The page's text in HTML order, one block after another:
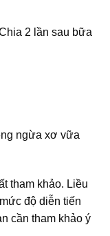
2 lần sau bữa
ngừa xơ vữa
tham khảo. Liều
độ diễn tiến
cần tham khảo ý